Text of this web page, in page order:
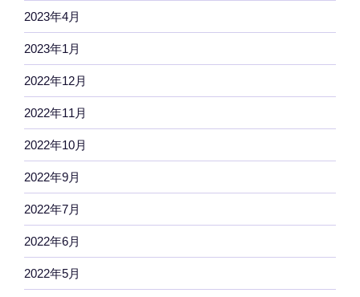
2023年4月
2023年1月
2022年12月
2022年11月
2022年10月
2022年9月
2022年7月
2022年6月
2022年5月